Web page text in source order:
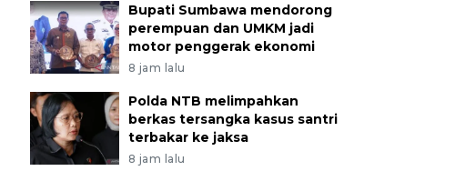
Bupati Sumbawa mendorong
perempuan dan UMKM jadi
motor penggerak ekonomi
8 jam lalu
Polda NTB melimpahkan
berkas tersangka kasus santri
terbakar ke jaksa
8 jam lalu